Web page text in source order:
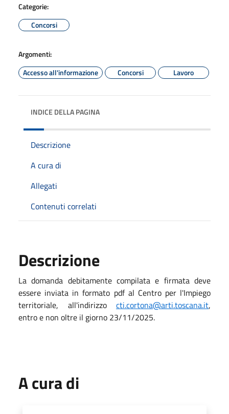
Categorie:
Concorsi
Argomenti:
Accesso all'informazione
Concorsi Lavoro
INDICE DELLA PAGINA
Descrizione
A cura di
Allegati
Contenuti correlati
Descrizione
La domanda debitamente compilata e firmata deve
essere inviata in formato pdf al Centro per l'Impiego
territoriale, all'indirizzo cti.cortona@arti.toscana.it,
entro e non oltre il giorno 23/11/2025.
A cura di